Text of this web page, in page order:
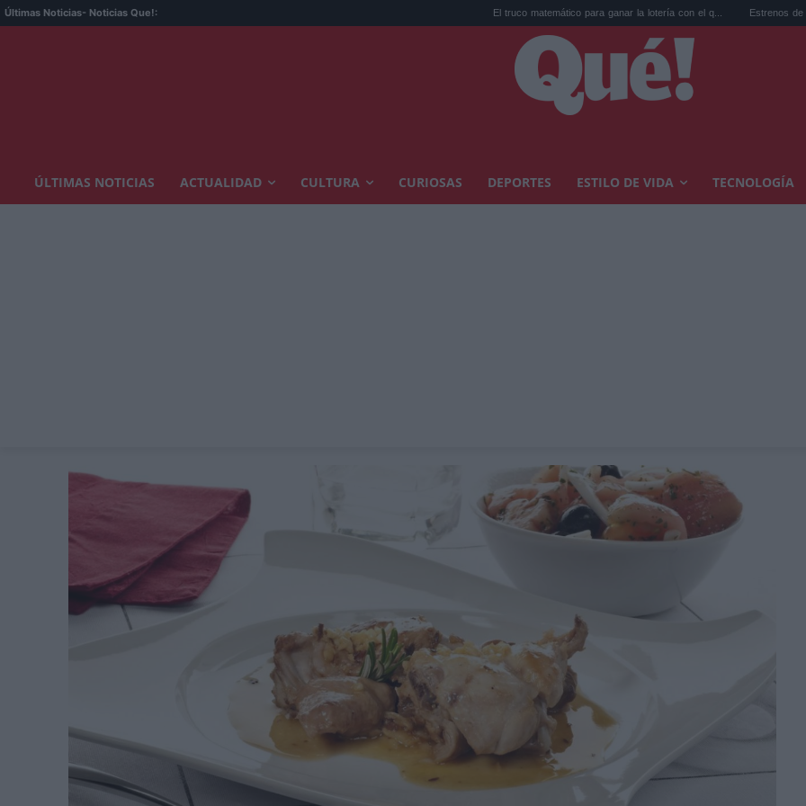
Últimas Noticias- Noticias Que!: El truco matemático para ganar la lotería con el q... Estrenos de agosto en
ÚLTIMAS NOTICIAS ACTUALIDAD CULTURA CURIOSAS DEPORTES ESTILO DE VIDA TECNOLOGÍA